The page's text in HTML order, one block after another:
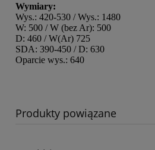
Wymiary:
Wys.: 420-530 / Wys.: 1480
W: 500 / W (bez Ar): 500
D: 460 / W(Ar) 725
SDA: 390-450 / D: 630
Oparcie wys.: 640
Produkty powiązane